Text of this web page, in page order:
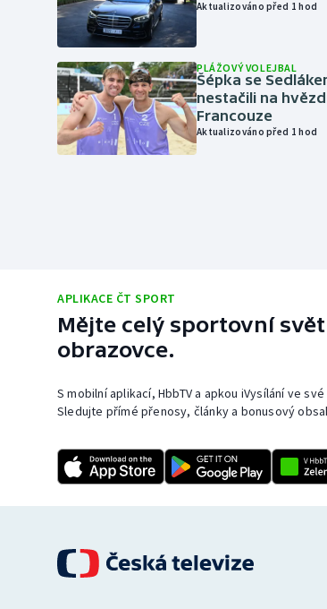
Aktualizováno před 1 hod
PLÁŽOVÝ VOLEJBAL
Šépka se
nestačili na
Francouze
Aktualizováno před 1 hod
APLIKACE ČT SPORT
Mějte celý sportovní
obrazovce.
S mobilní aplikací, HbbTV a apkou iVysílání ve
Sledujte přímé přenosy, články a bonusový